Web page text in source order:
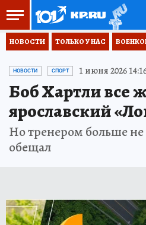
НОВОСТИ ТОЛЬКО У НАС
НОВОСТИ СПОРТ 1 июня 2026
Боб Хартли все
ярославский
Но тренером больше не
обещал